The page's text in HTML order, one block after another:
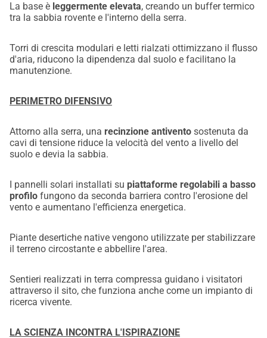
La base è leggermente elevata, creando un buffer termico
tra la sabbia rovente e l'interno della serra.
Torri di crescita modulari e letti rialzati ottimizzano il flusso
d'aria, riducono la dipendenza dal suolo e facilitano la
manutenzione.
PERIMETRO DIFENSIVO
Attorno alla serra, una recinzione antivento sostenuta da
cavi di tensione riduce la velocità del vento a livello del
suolo e devia la sabbia.
I pannelli solari installati su piattaforme regolabili a basso
profilo fungono da seconda barriera contro l'erosione del
vento e aumentano l'efficienza energetica.
Piante desertiche native vengono utilizzate per stabilizzare
il terreno circostante e abbellire l'area.
Sentieri realizzati in terra compressa guidano i visitatori
attraverso il sito, che funziona anche come un impianto di
ricerca vivente.
LA SCIENZA INCONTRA L'ISPIRAZIONE